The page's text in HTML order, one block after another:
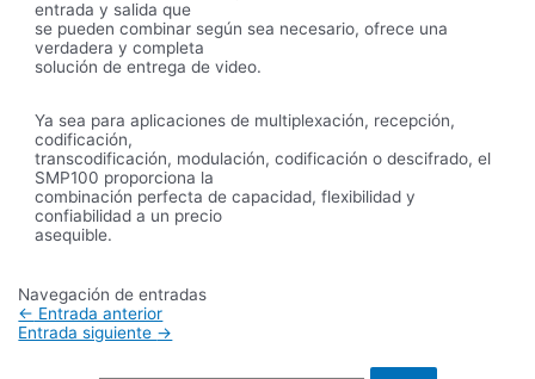
entrada y salida que
se pueden combinar según sea necesario, ofrece una
verdadera y completa
solución de entrega de video.
Ya sea para aplicaciones de multiplexación, recepción,
codificación,
transcodificación, modulación, codificación o descifrado, el
SMP100 proporciona la
combinación perfecta de capacidad, flexibilidad y
confiabilidad a un precio
asequible.
Navegación de entradas
← Entrada anterior
Entrada siguiente →